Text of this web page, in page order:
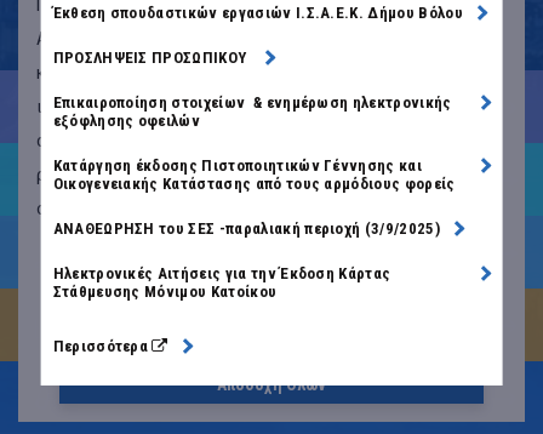
Έκθεση σπουδαστικών εργασιών Ι.Σ.Α.Ε.Κ. Δήμου Βόλου
ΠΡΟΣΛΗΨΕΙΣ ΠΡΟΣΩΠΙΚΟΥ
Επικαιροποίηση στοιχείων & ενημέρωση ηλεκτρονικής
εξόφλησης οφειλών
Κατάργηση έκδοσης Πιστοποιητικών Γέννησης και
Οικογενειακής Κατάστασης από τους αρμόδιους φορείς
ΑΝΑΘΕΩΡΗΣΗ του ΣΕΣ -παραλιακή περιοχή (3/9/2025)
Ηλεκτρονικές Αιτήσεις για την Έκδοση Κάρτας
Στάθμευσης Μόνιμου Κατοίκου
Περισσότερα
άνοιγμα
νέα
καρτέλα
|
Ο ΔΗΜΟΣ ΜΑΣ
ΚΑΤΟΙΚΟΙ
ΕΠΙΣΚΕΠΤΕΣ
Πιο συγκεκριμένα, τα cookies κατηγοριοποιούνται σε
Απολύτως απαραίτητα, Cookies απόδοσης, Λειτουργικά
και Στοχευμένα cookies. Συνεχίζοντας την πλοήγηση στο
ιστότοπο μας αποδέχεστε τα Απολύτως απαραίτητα
cookies. Διαβάστε περισσότερα ή διαχειριστείτε τις
ρυθμίσεις σας για τα cookies για τον ιστότοπο μας στη
σελίδα
Αποδοχή Όλων